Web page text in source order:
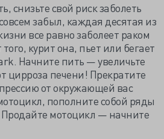
снизьте свой риск заболеть
забыл, каждая десятая из
все равно заболеет раком
курит она, пьет или бегает
Начните пить — увеличьте
цирроза печени! Прекратите
от окружающей вас
пополните собой ряды
Продайте мотоцикл — начните